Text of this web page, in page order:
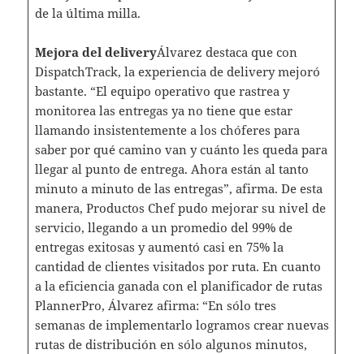
de la última milla.
Mejora del deliveryÁlvarez destaca que con
DispatchTrack, la experiencia de delivery mejoró
bastante. “El equipo operativo que rastrea y
monitorea las entregas ya no tiene que estar
llamando insistentemente a los chóferes para
saber por qué camino van y cuánto les queda para
llegar al punto de entrega. Ahora están al tanto
minuto a minuto de las entregas”, afirma. De esta
manera, Productos Chef pudo mejorar su nivel de
servicio, llegando a un promedio del 99% de
entregas exitosas y aumentó casi en 75% la
cantidad de clientes visitados por ruta. En cuanto
a la eficiencia ganada con el planificador de rutas
PlannerPro, Álvarez afirma: “En sólo tres
semanas de implementarlo logramos crear nuevas
rutas de distribución en sólo algunos minutos,